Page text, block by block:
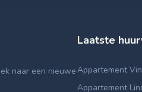
naar een nieuwe
Laatste
Appartement
Appartement